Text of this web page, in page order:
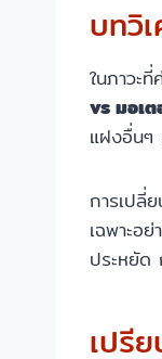
บทวิ
ในภาวะ
vs มอเ
แฝงอื่นๆ
การเปลี่
เฉพาะอ
ประหยัด
เปรี